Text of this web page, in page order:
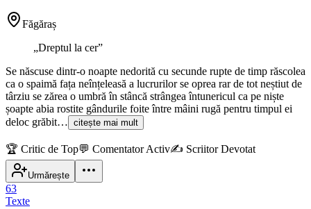
Făgăraș
„Dreptul la cer”
Se născuse dintr-o noapte nedorită cu secunde rupte de timp răscolea
ca o spaimă fața neînțeleasă a lucrurilor se oprea rar de tot neștiut de
târziu se zărea o umbră în stâncă strângea întunericul ca pe niște
șoapte abia rostite gândurile foite între mâini rugă pentru timpul ei
deloc grăbit… citește mai mult
🏆 Critic de Top💬 Comentator Activ✍️ Scriitor Devotat
Urmărește
63
Texte